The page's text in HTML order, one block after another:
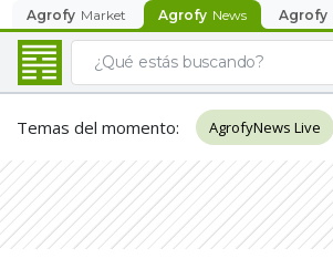
Agrofy Market Agrofy News Agrofy
Temas del momento: AgrofyNews Live